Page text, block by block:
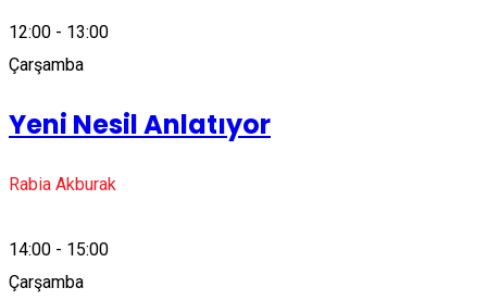
12:00 - 13:00
Çarşamba
Yeni Nesil Anlatıyor
Rabia Akburak
14:00 - 15:00
Çarşamba